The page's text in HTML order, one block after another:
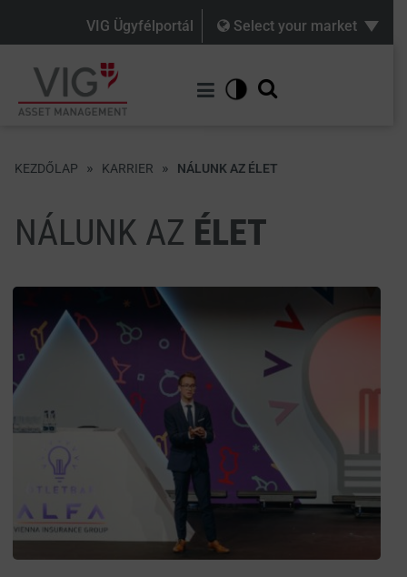
VIG Ügyfélportál Select your market
KEZDŐLAP » KARRIER » NÁLUNK AZ ÉLET
NÁLUNK AZ ÉLET